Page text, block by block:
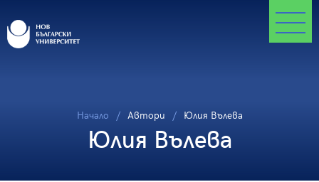
Начало Автори Юлия Вълева
Юлия Вълева